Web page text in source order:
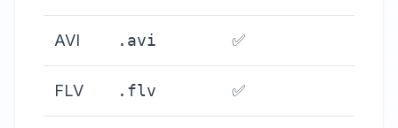
AVI .avi ✅
FLV .flv ✅